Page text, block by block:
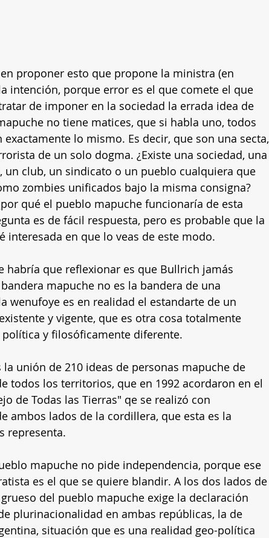
proponer esto que propone la ministra (en
intención, porque error es el que comete el que
de imponer en la sociedad la errada idea de
no tiene matices, que si habla uno, todos
exactamente lo mismo. Es decir, que son una secta,
de un solo dogma. ¿Existe una sociedad, una
un club, un sindicato o un pueblo cualquiera que
zombies unificados bajo la misma consigna?
qué el pueblo mapuche funcionaría de esta
es de fácil respuesta, pero es probable que la
interesada en que lo veas de este modo.
habría que reflexionar es que Bullrich jamás
mapuche no es la bandera de una
wenufoye es en realidad el estandarte de un
y vigente, que es otra cosa totalmente
política y filosóficamente diferente.
la unión de 210 ideas de personas mapuche de
todos los territorios, que en 1992 acordaron en el
de Todas las Tierras" qe se realizó con
ambos lados de la cordillera, que esta es la
representa.
mapuche no pide independencia, porque ese
es el que se quiere blandir. A los dos lados de
del pueblo mapuche exige la declaración
plurinacionalidad en ambas repúblicas, la de
situación que es una realidad geo-política